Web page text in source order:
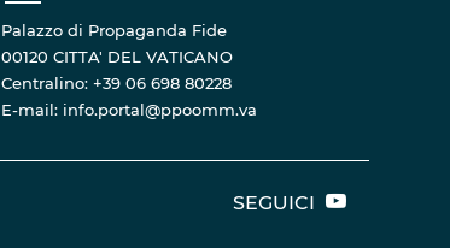
Palazzo di Propaganda Fide
00120 CITTA' DEL VATICANO
Centralino: +39 06 698 80228
E-mail: info.portal@ppoomm.va
SEGUICI